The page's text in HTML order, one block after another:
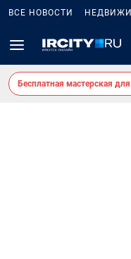
ВСЕ НОВОСТИ
Бесплатная мастерская